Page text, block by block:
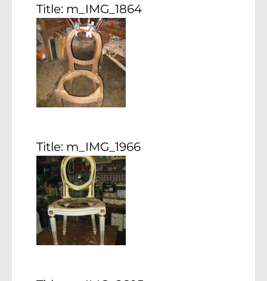
Title: m_IMG_1864
Title: m_IMG_1966